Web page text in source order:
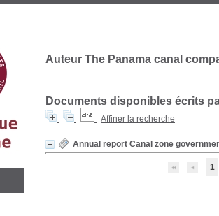
Auteur The Panama canal
Documents disponibles écrits
Affiner la recherche
Annual report Canal zone
1